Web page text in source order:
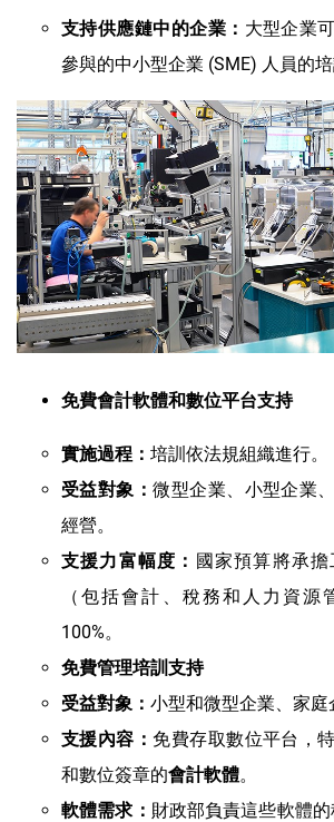
支持供應鏈中的企業： 大型企業
參與的中小型企業 (SME) 人員的培
免費會計軟體和數位平台支持
實施過程： 培訓依法規組織進行。
受益對象：微型企業、小型企業
經營。
支援力富幅度： 國家預算將承
（包括會計、稅務和人力資源
100%。
免費管理培訓支持
受益對象： 小型和微型企業、家庭
支援內容： 免費存取數位平台，
和數位簽章的會計軟體。
軟體需求： 財政部負責這些軟體